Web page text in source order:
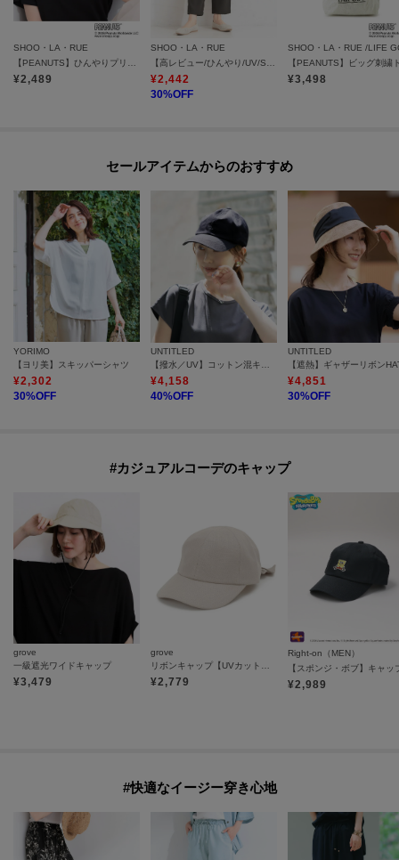
SHOO・LA・RUE
¥2,489
SHOO・LA・RUE
¥2,442
30%OFF
¥3,498
セールアイテムからのおすすめ
YORIMO
【ヨリ美】スキッパーシャツ
¥2,302
30%OFF
UNTITLED
¥4,158
40%OFF
UNTITLED
【遮熱】ギャザーリボン
¥4,851
30%OFF
#カジュアルコーデのキャップ
grove
一級遮光ワイドキャップ
¥3,479
grove
¥2,779
Right-on（MEN）
【スポンジ・ボブ】キャッ
¥2,989
#快適なイージー穿き心地